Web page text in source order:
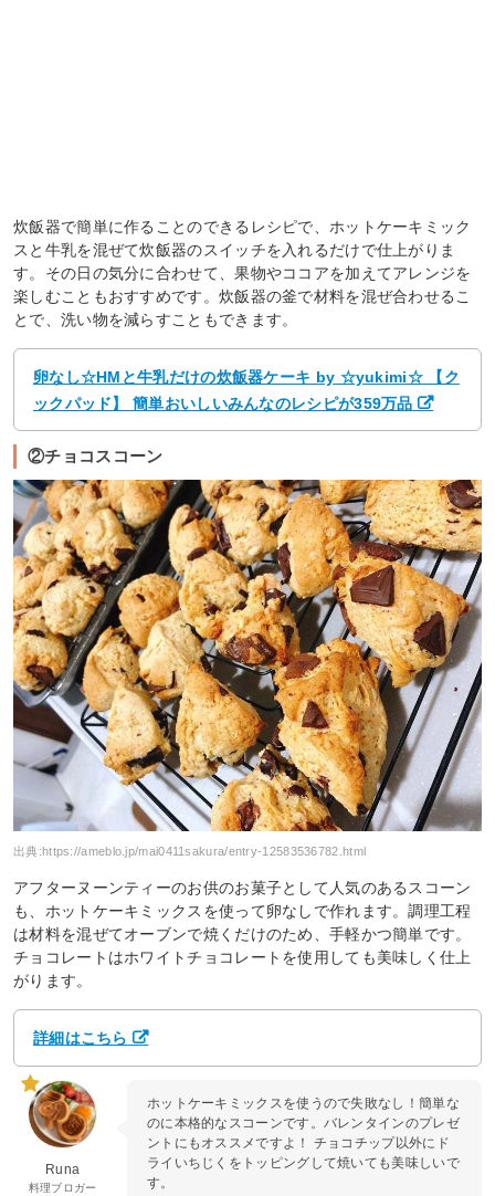
炊飯器で簡単に作ることのできるレシピで、ホットケーキミック
スと牛乳を混ぜて炊飯器のスイッチを入れるだけで仕上がりま
す。その日の気分に合わせて、果物やココアを加えてアレンジを
楽しむこともおすすめです。炊飯器の釜で材料を混ぜ合わせるこ
とで、洗い物を減らすこともできます。
卵なし☆HMと牛乳だけの炊飯器ケーキ by ☆yukimi☆ 【ク
ックパッド】 簡単おいしいみんなのレシピが359万品
②チョコスコーン
出典: https://ameblo.jp/mai0411sakura/entry-12583536782.html
アフターヌーンティーのお供のお菓子として人気のあるスコーン
も、ホットケーキミックスを使って卵なしで作れます。調理工程
は材料を混ぜてオーブンで焼くだけのため、手軽かつ簡単です。
チョコレートはホワイトチョコレートを使用しても美味しく仕上
がります。
詳細はこちら
Runa
料理ブロガー
ホットケーキミックスを使うので失敗なし！簡単な
のに本格的なスコーンです。バレンタインのプレゼ
ントにもオススメですよ！ チョコチップ以外にド
ライいちじくをトッピングして焼いても美味しいで
す。